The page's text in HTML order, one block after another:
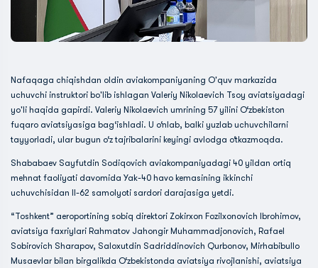
Nafaqaga chiqishdan oldin aviakompaniyaning O'quv markazida
uchuvchi instruktori bo'lib ishlagan Valeriy Nikolaevich Tsoy aviatsiyadagi
yo'li haqida gapirdi. Valeriy Nikolaevich umrining 57 yilini O‘zbekiston
fuqaro aviatsiyasiga bag‘ishladi. U o‘nlab, balki yuzlab uchuvchilarni
tayyorladi, ular bugun o‘z tajribalarini keyingi avlodga o‘tkazmoqda.
Shababaev Sayfutdin Sodiqovich aviakompaniyadagi 40 yildan ortiq
mehnat faoliyati davomida Yak-40 havo kemasining ikkinchi
uchuvchisidan Il-62 samolyoti sardori darajasiga yetdi.
“Toshkent” aeroportining sobiq direktori Zokirxon Fozilxonovich Ibrohimov,
aviatsiya faxriylari Rahmatov Jahongir Muhammadjonovich, Rafael
Sobirovich Sharapov, Saloxutdin Sadriddinovich Qurbonov, Mirhabibullo
Musaevlar bilan birgalikda O‘zbekistonda aviatsiya rivojlanishi, aviatsiya